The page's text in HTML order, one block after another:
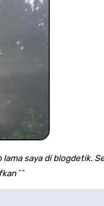
saya di blogdetik.
^^